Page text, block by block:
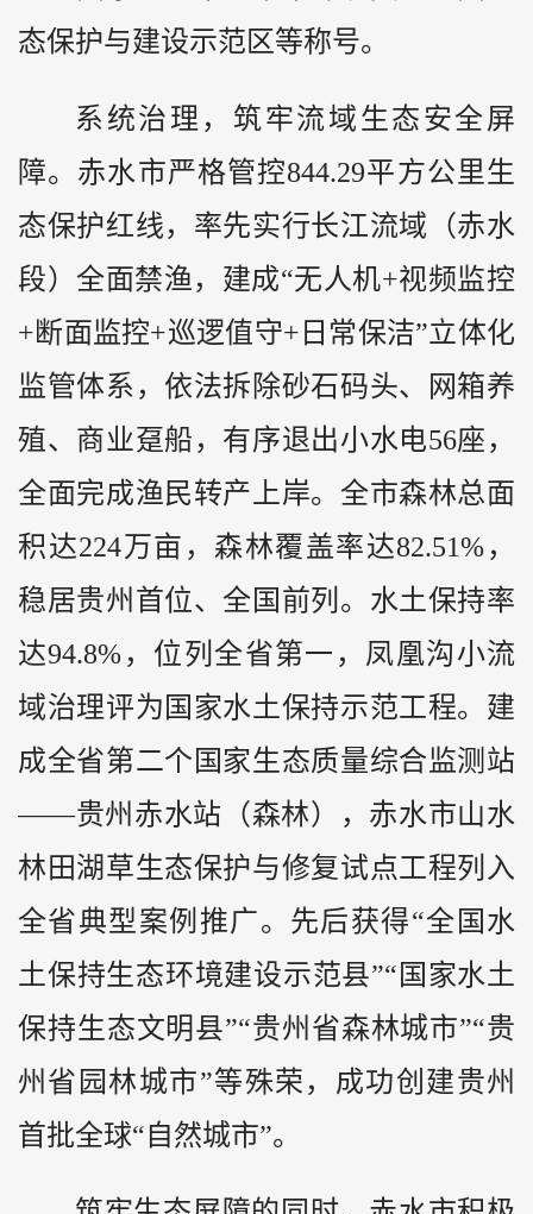
态保护与建设示范区等称号。
系统治理，筑牢流域生态安全屏
障。赤水市严格管控844.29平方公里生
态保护红线，率先实行长江流域（赤水
段）全面禁渔，建成“无人机+视频监控
+断面监控+巡逻值守+日常保洁”立体化
监管体系，依法拆除砂石码头、网箱养
殖、商业趸船，有序退出小水电56座，
全面完成渔民转产上岸。全市森林总面
积达224万亩，森林覆盖率达82.51%，
稳居贵州 首位、全国前列。水土保持率
达94.8%，位列全省第一，凤凰沟小流
域治理评为国家水土保持示范工程。建
成全省第二个国家生态质量综合监测站
——贵州赤水站（森林），赤水市山水
林田湖草生态保护与修复试点工程列入
全省典型案例推广。先后获得“全国水
土保持生态环境建设示范县”“国家水土
保持生态文明县”“贵州省森林城市”“贵
州省园林城市”等殊荣，成功创建贵州
首批全球“自然城市”。